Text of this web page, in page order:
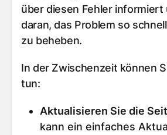
über diesen Fehler informiert
daran, das Problem so
zu beheben.
In der Zwischenzeit können
tun:
Aktualisieren Sie die
kann ein einfaches